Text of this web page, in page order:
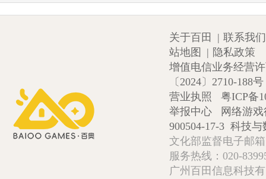
关于百田 | 联系我们
站地图
| 隐私政策
增值电信业务经营
〔2024〕2710-188号
营业执照
粤ICP备
举报中心
网络游
900504-17-3 科技与
文化部监督电子邮
服务热线：020-
广州百田信息科技